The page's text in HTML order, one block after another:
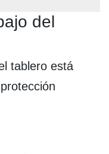
del
tablero está